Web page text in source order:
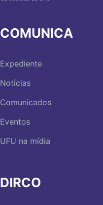
COMUNICA
Expediente
Notícias
Comunicados
Eventos
UFU na mídia
DIRCO